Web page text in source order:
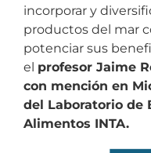
incorporar y
productos del mar
potenciar sus
el profesor Jaime
con mención en
del Laboratorio de
Alimentos INTA.